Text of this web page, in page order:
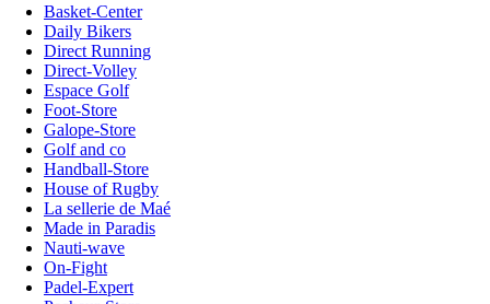
Basket-Center
Daily Bikers
Direct Running
Direct-Volley
Espace Golf
Foot-Store
Galope-Store
Golf and co
Handball-Store
House of Rugby
La sellerie de Maé
Made in Paradis
Nauti-wave
On-Fight
Padel-Expert